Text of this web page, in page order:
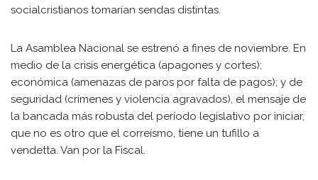
socialcristianos tomarían sendas distintas.
La Asamblea Nacional se estrenó a fines de noviembre. En
medio de la crisis energética (apagones y cortes);
económica (amenazas de paros por falta de pagos); y de
seguridad (crímenes y violencia agravados), el mensaje de
la bancada más robusta del período legislativo por iniciar,
que no es otro que el correísmo, tiene un tufillo a
vendetta. Van por la Fiscal.